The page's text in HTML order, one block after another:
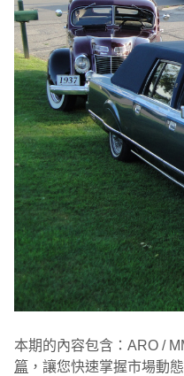
本期的內容包含：ARO /
篇 ，讓您快速掌握市場動